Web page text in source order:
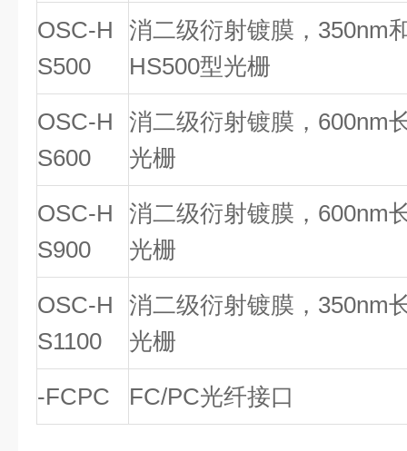
OSC-H
S500
消二级衍射镀膜，350nm
HS500型光栅
OSC-H
S600
消二级衍射镀膜，600nm
光栅
OSC-H
S900
消二级衍射镀膜，600nm
光栅
OSC-H
S1100
消二级衍射镀膜，350nm
光栅
-FCPC FC/PC光纤接口